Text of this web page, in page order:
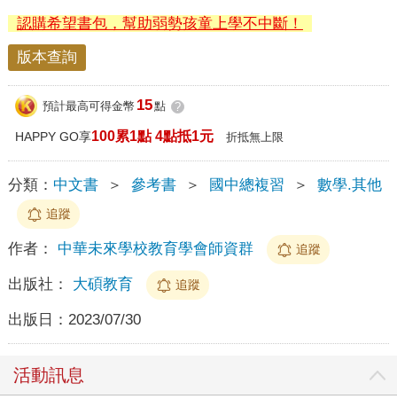
認購希望書包，幫助弱勢孩童上學不中斷！
版本查詢
預計最高可得金幣 15點 ?
HAPPY GO享100累1點 4點抵1元 折抵無上限
分類： 中文書 ＞ 參考書 ＞ 國中總複習 ＞ 數學.其他
追蹤
作者： 中華未來學校教育學會師資群 追蹤
出版社： 大碩教育 追蹤
出版日： 2023/07/30
活動訊息